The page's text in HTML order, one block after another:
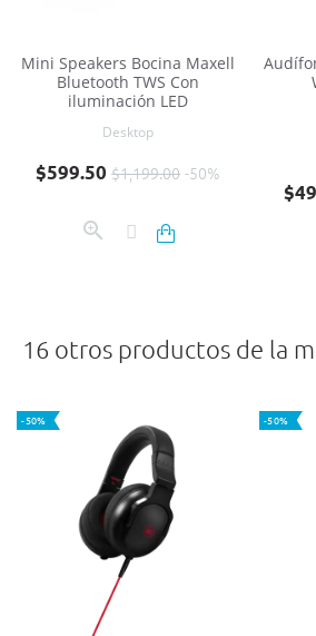
Mini Speakers Bocina Maxell
Bluetooth TWS Con
iluminación LED
Desktop
Precio base $1,199.00 -50%
Precio
$599.50
16 otros productos de la
-50% -50%